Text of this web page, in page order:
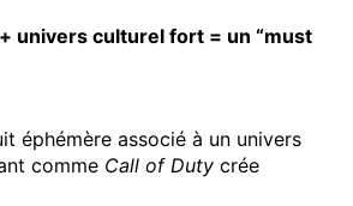
univers culturel fort = un “must
éphémère associé à un univers
comme Call of Duty crée